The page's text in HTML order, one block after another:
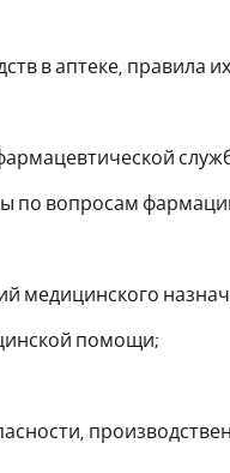
в аптеке, правила
по вопросам
медицинского
помощи;